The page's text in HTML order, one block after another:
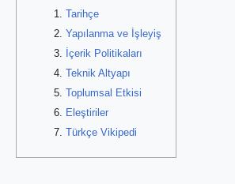
Tarihçe
Yapılanma ve İşleyiş
İçerik Politikaları
Teknik Altyapı
Toplumsal Etkisi
Eleştiriler
Türkçe Vikipedi